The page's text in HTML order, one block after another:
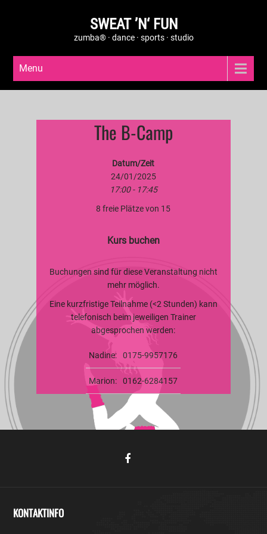
SWEAT ’N‘ FUN
zumba® · dance · sports · studio
Menu
The B-Camp
Datum/Zeit
24/01/2025
17:00 - 17:45
8 freie Plätze von 15
Kurs buchen
Buchungen sind für diese Veranstaltung nicht
mehr möglich.
Eine kurzfristige Teilnahme (<2 Stunden) kann
telefonisch beim jeweiligen Trainer
abgesprochen werden:
Nadine: 0175-9957176
Marion: 0162-6284157
KONTAKTINFO